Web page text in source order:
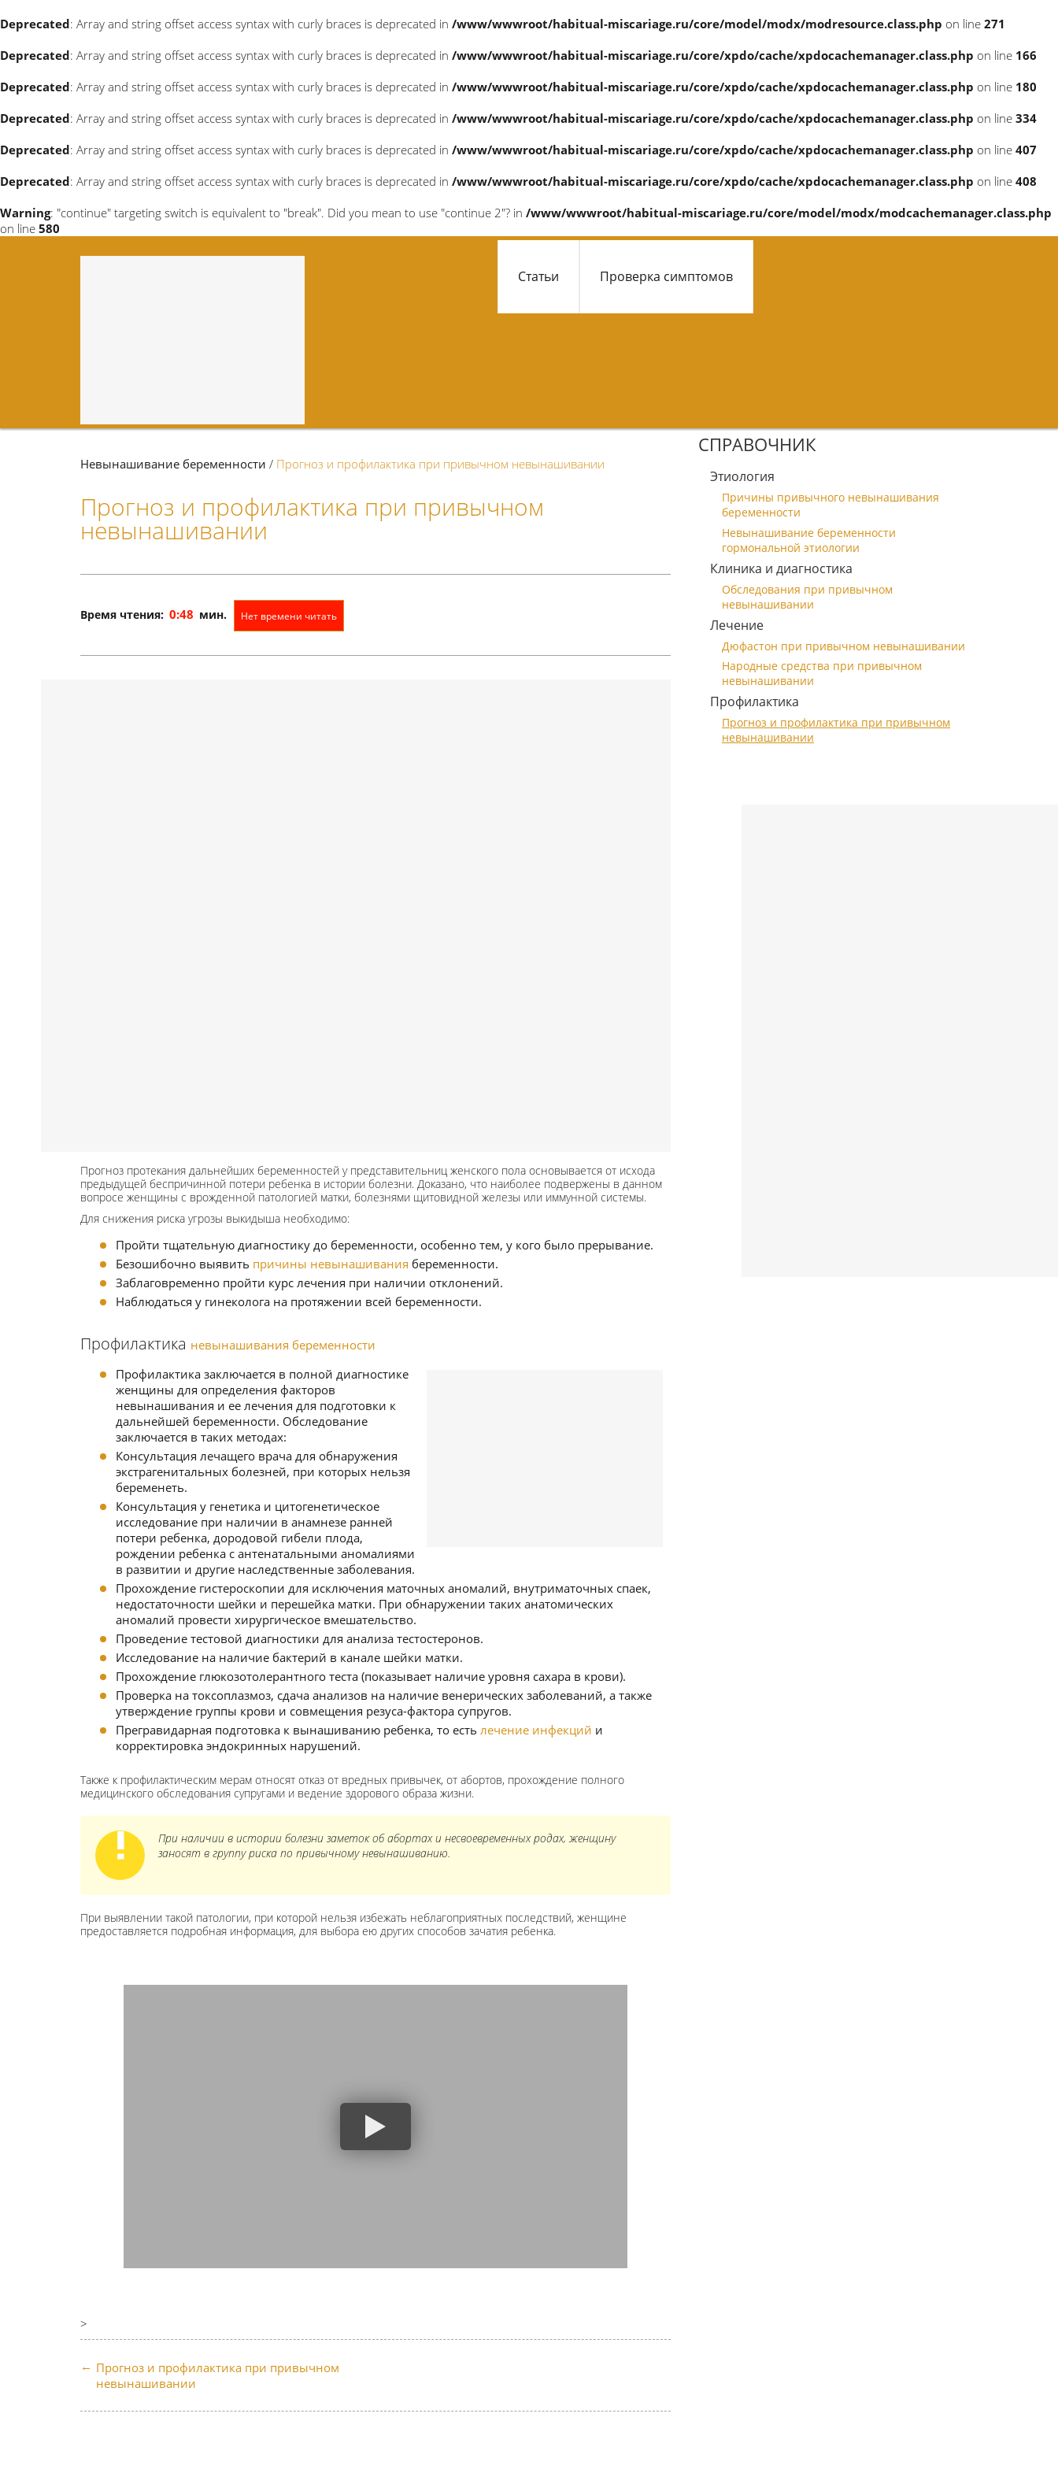
Deprecated: Array and string offset access syntax with curly braces is deprecated in /www/wwwroot/habitual-miscariage.ru/core/model/modx/modresource.class.php on line 271
Deprecated: Array and string offset access syntax with curly braces is deprecated in /www/wwwroot/habitual-miscariage.ru/core/xpdo/cache/xpdocachemanager.class.php on line 166
Deprecated: Array and string offset access syntax with curly braces is deprecated in /www/wwwroot/habitual-miscariage.ru/core/xpdo/cache/xpdocachemanager.class.php on line 180
Deprecated: Array and string offset access syntax with curly braces is deprecated in /www/wwwroot/habitual-miscariage.ru/core/xpdo/cache/xpdocachemanager.class.php on line 334
Deprecated: Array and string offset access syntax with curly braces is deprecated in /www/wwwroot/habitual-miscariage.ru/core/xpdo/cache/xpdocachemanager.class.php on line 407
Deprecated: Array and string offset access syntax with curly braces is deprecated in /www/wwwroot/habitual-miscariage.ru/core/xpdo/cache/xpdocachemanager.class.php on line 408
Warning: "continue" targeting switch is equivalent to "break". Did you mean to use "continue 2"? in /www/wwwroot/habitual-miscariage.ru/core/model/modx/modcachemanager.class.php
on line 580
Статьи Проверка симптомов
Невынашивание беременности / Прогноз и профилактика при привычном невынашивании
Прогноз и профилактика при привычном
невынашивании
Время чтения: 0:48 мин. Нет времени читать
Прогноз протекания дальнейших беременностей у представительниц женского пола основывается от исхода
предыдущей беспричинной потери ребенка в истории болезни. Доказано, что наиболее подвержены в данном
вопросе женщины с врожденной патологией матки, болезнями щитовидной железы или иммунной системы.
Для снижения риска угрозы выкидыша необходимо:
Пройти тщательную диагностику до беременности, особенно тем, у кого было прерывание.
Безошибочно выявить причины невынашивания беременности.
Заблаговременно пройти курс лечения при наличии отклонений.
Наблюдаться у гинеколога на протяжении всей беременности.
Профилактика невынашивания беременности
Профилактика заключается в полной диагностике
женщины для определения факторов
невынашивания и ее лечения для подготовки к
дальнейшей беременности. Обследование
заключается в таких методах:
Консультация лечащего врача для обнаружения
экстрагенитальных болезней, при которых нельзя
беременеть.
Консультация у генетика и цитогенетическое
исследование при наличии в анамнезе ранней
потери ребенка, дородовой гибели плода,
рождении ребенка с антенатальными аномалиями
в развитии и другие наследственные заболевания.
Прохождение гистероскопии для исключения маточных аномалий, внутриматочных спаек,
недостаточности шейки и перешейка матки. При обнаружении таких анатомических
аномалий провести хирургическое вмешательство.
Проведение тестовой диагностики для анализа тестостеронов.
Исследование на наличие бактерий в канале шейки матки.
Прохождение глюкозотолерантного теста (показывает наличие уровня сахара в крови).
Проверка на токсоплазмоз, сдача анализов на наличие венерических заболеваний, а также
утверждение группы крови и совмещения резуса-фактора супругов.
Прегравидарная подготовка к вынашиванию ребенка, то есть лечение инфекций и
корректировка эндокринных нарушений.
Также к профилактическим мерам относят отказ от вредных привычек, от абортов, прохождение полного
медицинского обследования супругами и ведение здорового образа жизни.
При наличии в истории болезни заметок об абортах и несвоевременных родах, женщину
заносят в группу риска по привычному невынашиванию.
При выявлении такой патологии, при которой нельзя избежать неблагоприятных последствий, женщине
предоставляется подробная информация, для выбора ею других способов зачатия ребенка.
>
Прогноз и профилактика при привычном
невынашивании
СПРАВОЧНИК
Этиология
Причины привычного невынашивания
беременности
Невынашивание беременности
гормональной этиологии
Клиника и диагностика
Обследования при привычном
невынашивании
Лечение
Дюфастон при привычном невынашивании
Народные средства при привычном
невынашивании
Профилактика
Прогноз и профилактика при привычном
невынашивании